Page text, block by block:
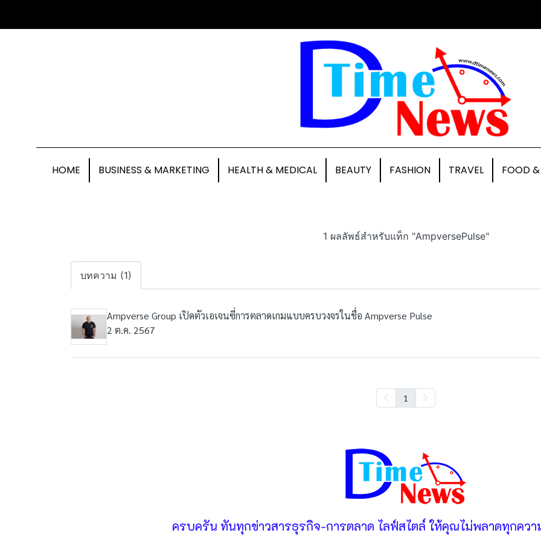
HOME BUSINESS & MARKETING HEALTH & MEDICAL BEAUTY FASHION TRAVEL FOOD &
1 ผลลัพธ์สำหรับแท็ก "AmpversePulse"
บทความ (1)
Ampverse Group เปิดตัวเอเจนซี่การตลาดเกมแบบครบวงจรในชื่อ Ampverse Pulse
2 ต.ค. 2567
1
ครบครัน ทันทุกข่าวสารธุรกิจ-การตลาด ไลฟ์สไตล์ ให้คุณไม่พลาดทุกควา